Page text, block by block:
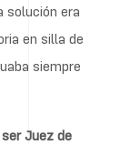
solución era
en silla de
siempre
Juez de